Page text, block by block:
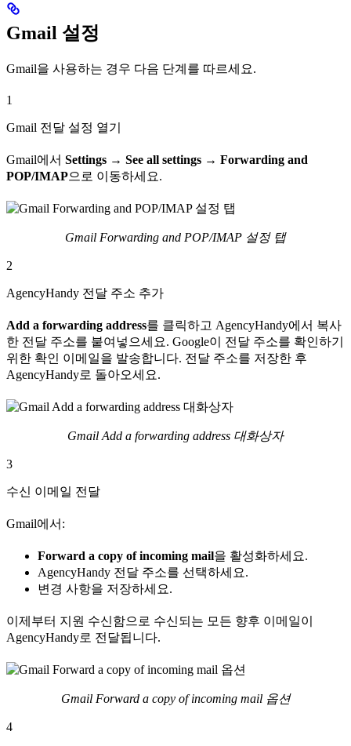
Gmail 설정
Gmail을 사용하는 경우 다음 단계를 따르세요.
1
Gmail 전달 설정 열기
Gmail에서 Settings → See all settings → Forwarding and
POP/IMAP으로 이동하세요.
Gmail Forwarding and POP/IMAP 설정 탭
2
AgencyHandy 전달 주소 추가
Add a forwarding address를 클릭하고 AgencyHandy에서 복사
한 전달 주소를 붙여넣으세요. Google이 전달 주소를 확인하기
위한 확인 이메일을 발송합니다. 전달 주소를 저장한 후
AgencyHandy로 돌아오세요.
Gmail Add a forwarding address 대화상자
3
수신 이메일 전달
Gmail에서:
Forward a copy of incoming mail을 활성화하세요.
AgencyHandy 전달 주소를 선택하세요.
변경 사항을 저장하세요.
이제부터 지원 수신함으로 수신되는 모든 향후 이메일이
AgencyHandy로 전달됩니다.
Gmail Forward a copy of incoming mail 옵션
4